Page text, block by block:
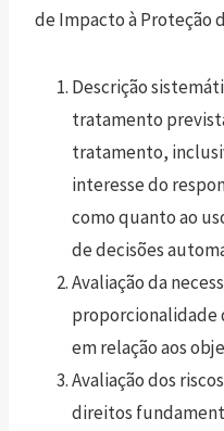
de Impacto à Proteção
Descrição
tratamento
tratamento,
interesse do
como quanto ao
de decisões
Avaliação da
proporcionalidade
em relação aos
Avaliação dos
direitos